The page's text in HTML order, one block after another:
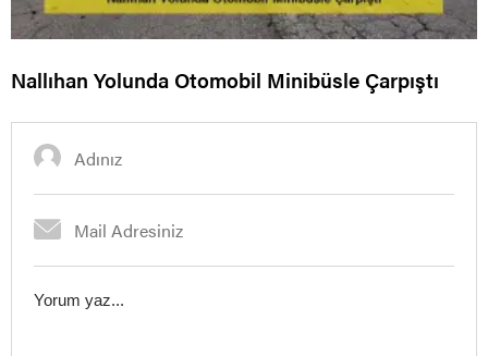
Nallıhan Yolunda Otomobil Minibüsle Çarpıştı